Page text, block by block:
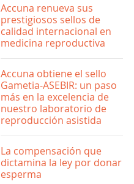
Accuna renueva sus
prestigiosos sellos de
calidad internacional en
medicina reproductiva
Accuna obtiene el sello
Gametia-ASEBIR: un paso
más en la excelencia de
nuestro laboratorio de
reproducción asistida
La compensación que
dictamina la ley por donar
esperma